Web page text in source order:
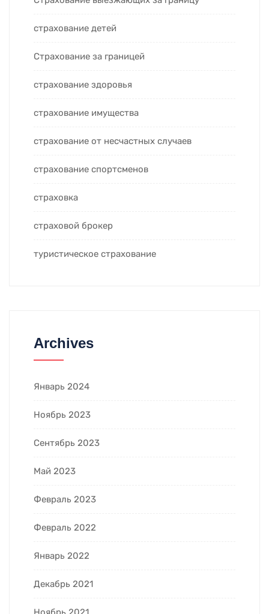
страхование детей
Страхование за границей
страхование здоровья
страхование имущества
страхование от несчастных случаев
страхование спортсменов
страховка
страховой брокер
туристическое страхование
Archives
Январь 2024
Ноябрь 2023
Сентябрь 2023
Май 2023
Февраль 2023
Февраль 2022
Январь 2022
Декабрь 2021